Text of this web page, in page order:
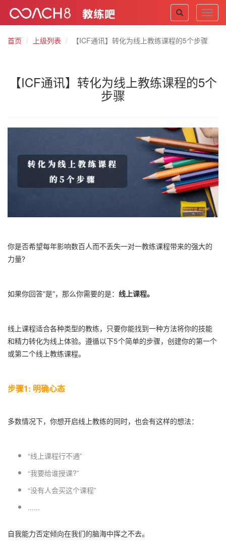
首页
上级列表 【ICF通讯】转化为线上教练课程的5个步骤
【ICF通讯】转化为线上教练课程的5个
步骤
你是否希望每年影响数百人而不丢失一对一教练课程带来的强大的
力量?
如果你回答“是”，那么你需要的是： 线上课程。
线上课程适合各种类型的教练，只要你能找到一种方法将你的技能
和精力转化为线上体验。遵循以下5个简单的步骤，创建你的第一个
或第二个线上教练课程。
步骤1: 明确心态
多数情况下，你想开启线上教练的同时，也会有这样的想法：
“线上课程行不通”
“我要给谁授课?”
“没有人会买这个课程”
......
自我能力否定倾向在我们的脑海中挥之不去。